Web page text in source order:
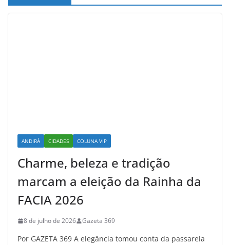
ANDIRÁ CIDADES COLUNA VIP
Charme, beleza e tradição
marcam a eleição da Rainha da
FACIA 2026
8 de julho de 2026 Gazeta 369
Por GAZETA 369 A elegância tomou conta da passarela